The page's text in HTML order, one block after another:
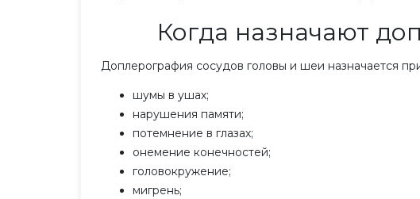
Когда назначают
Доплерография сосудов головы и шеи назначается
шумы в ушах;
нарушения памяти;
потемнение в глазах;
онемение конечностей;
головокружение;
мигрень;